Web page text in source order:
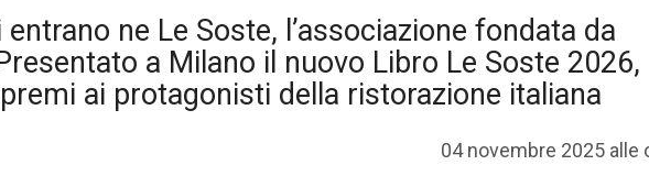
ne Le Soste, l’associazione fondata da
a Milano il nuovo Libro Le Soste 2026,
ai protagonisti della ristorazione italiana
04 novembre 2025 alle